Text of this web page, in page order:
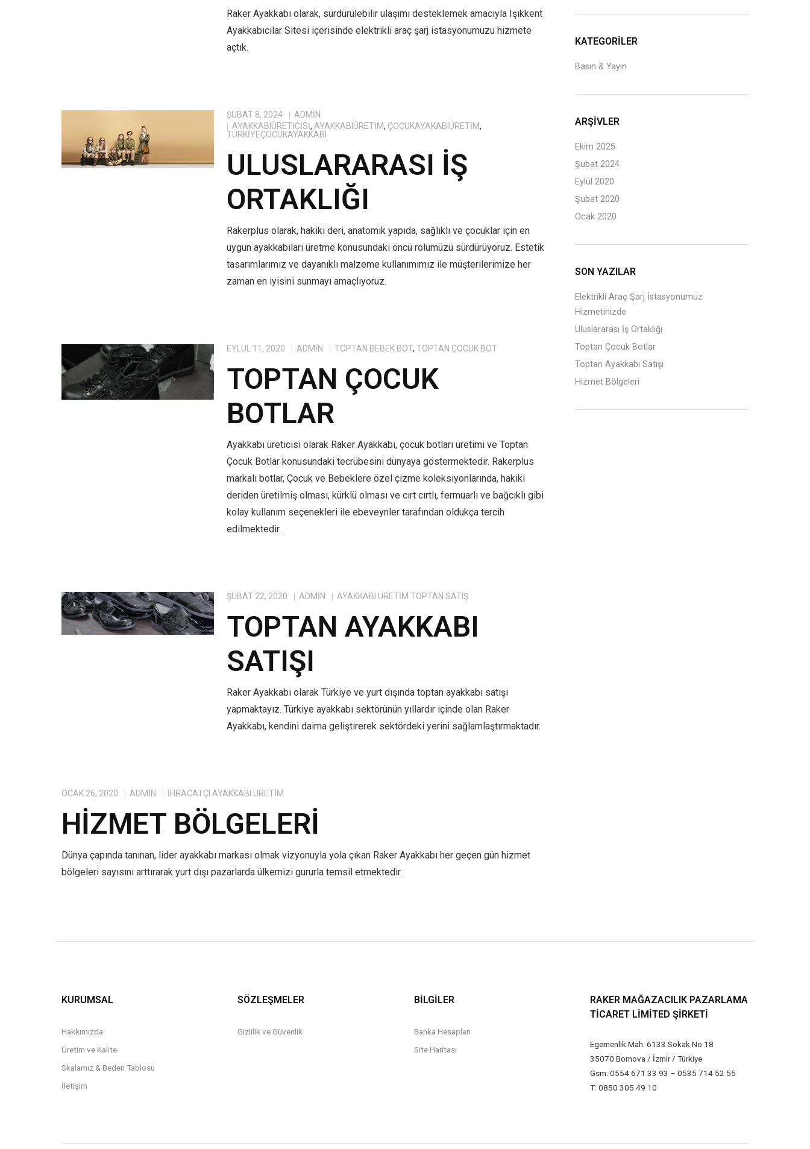
Raker Ayakkabı olarak, sürdürülebilir ulaşımı desteklemek amacıyla Işıkkent
Ayakkabıcılar Sitesi içerisinde elektrikli araç şarj istasyonumuzu hizmete
açtık.
ŞUBAT 8, 2024
ADMIN
AYAKKABIÜRETICISI, AYAKKABIÜRETIM, ÇOCUKAYAKABIÜRETIM,
TÜRKIYEÇOCUKAYAKKABI
ULUSLARARASI İŞ
ORTAKLIĞI
Rakerplus olarak, hakiki deri, anatomik yapıda, sağlıklı ve çocuklar için en
uygun ayakkabıları üretme konusundaki öncü rolümüzü sürdürüyoruz. Estetik
tasarımlarımız ve dayanıklı malzeme kullanımımız ile müşterilerimize her
zaman en iyisini sunmayı amaçlıyoruz.
EYLÜL 11, 2020 ADMIN TOPTAN BEBEK BOT,TOPTAN ÇOCUK BOT
TOPTAN ÇOCUK
BOTLAR
Ayakkabı üreticisi olarak Raker Ayakkabı, çocuk botları üretimi ve Toptan
Çocuk Botlar konusundaki tecrübesini dünyaya göstermektedir. Rakerplus
markalı botlar, Çocuk ve Bebeklere özel çizme koleksiyonlarında, hakiki
deriden üretilmiş olması, kürklü olması ve cırt cırtlı, fermuarlı ve bağcıklı gibi
kolay kullanım seçenekleri ile ebeveynler tarafından oldukça tercih
edilmektedir.
ŞUBAT 22, 2020 ADMIN AYAKKABI ÜRETIM TOPTAN SATIŞ
TOPTAN AYAKKABI
SATIŞI
Raker Ayakkabı olarak Türkiye ve yurt dışında toptan ayakkabı satışı
yapmaktayız. Türkiye ayakkabı sektörünün yıllardır içinde olan Raker
Ayakkabı, kendini daima geliştirerek sektördeki yerini sağlamlaştırmaktadır.
OCAK 26, 2020 ADMIN IHRACATÇI AYAKKABI ÜRETIM
HIZMET BÖLGELERI
Dünya çapında tanınan, lider ayakkabı markası olmak vizyonuyla yola çıkan Raker Ayakkabı her geçen gün hizmet
bölgeleri sayısını arttırarak yurt dışı pazarlarda ülkemizi gururla temsil etmektedir.
KATEGORILER
Basın & Yayın
ARŞIVLER
Ekim 2025
Şubat 2024
Eylül 2020
Şubat 2020
Ocak 2020
SON YAZILAR
Elektrikli Araç Şarj İstasyonumuz
Hizmetinizde
Uluslararası İş Ortaklığı
Toptan Çocuk Botlar
Toptan Ayakkabı Satışı
Hizmet Bölgeleri
KURUMSAL
Hakkımızda
Üretim ve Kalite
Skalamız & Beden Tablosu
İletişim
SÖZLEŞMELER
Gizlilik ve Güvenlik
BİLGİLER
Banka Hesapları
Site Haritası
RAKER MAĞAZACILIK PAZARLAMA
TICARET LIMITED ŞIRKETI
Egemenlik Mah. 6133 Sokak No:18
35070 Bornova / İzmir / Türkiye
Gsm: 0554 671 33 93 – 0535 714 52 55
T: 0850 305 49 10